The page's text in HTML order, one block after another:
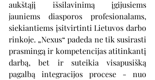
aukštąjį išsilavinimą įgijusiems
jauniems diasporos profesionalams,
siekiantiems įsitvirtinti Lietuvos darbo
rinkoje. „Nexus“ padeda ne tik susirasti
prasmingą ir kompetencijas atitinkantį
darbą, bet ir suteikia visapusišką
pagalbą integracijos procese - nuo